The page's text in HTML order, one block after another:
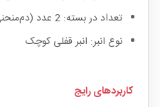
تعداد در بسته: 2 عدد (دم‌منحنی و دم‌باز)
نوع انبر: انبر قفلی کوچک
کاربردهای رایج